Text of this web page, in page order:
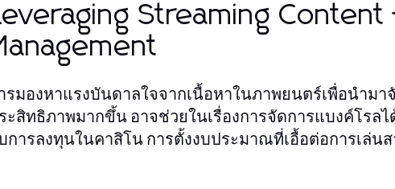
Streaming Content
รมองหาแรงบันดาลใจจากเนื้อหาในภาพยนตร์เพื่อนำม
ะสิทธิภาพมากขึ้น อาจช่วยในเรื่องการจัดการแบงค์โรล
การลงทุนในคาสิโน การตั้งงบประมาณที่เอื้อต่อการเล่น